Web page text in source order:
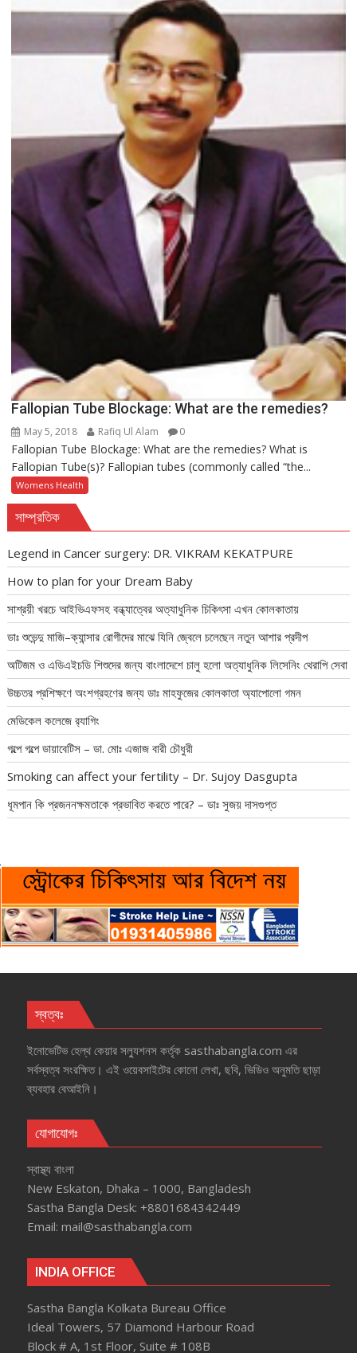
Fallopian Tube Blockage: What are the remedies?
May 5, 2018 Rafiq Ul Alam 0
Fallopian Tube Blockage: What are the remedies? What is
Fallopian Tube(s)? Fallopian tubes (commonly called “the...
Womens Health
সাম্প্রতিক
Legend in Cancer surgery: DR. VIKRAM KEKATPURE
How to plan for your Dream Baby
সাশ্রয়ী খরচে আইভিএফসহ বন্ধ্যাত্বের অত্যাধুনিক চিকিৎসা এখন কোলকাতায়
ডাঃ শুভেন্দু মাজি–ক্যান্সার রোগীদের মাঝে যিনি জ্বেলে চলেছেন নতুন আশার প্রদীপ
অটিজম ও এডিএইচডি শিশুদের জন্য বাংলাদেশে চালু হলো অত্যাধুনিক লিসেনিং থেরাপি সেবা
উচ্চতর প্রশিক্ষণে অংশগ্রহণের জন্য ডাঃ মাহফুজের কোলকাতা অ্যাপোলো গমন
মেডিকেল কলেজে র‍্যাগিং
গল্পে গল্পে ডায়াবেটিস – ডা. মোঃ এজাজ বারী চৌধুরী
Smoking can affect your fertility – Dr. Sujoy Dasgupta
ধূমপান কি প্রজননক্ষমতাকে প্রভাবিত করতে পারে? – ডাঃ সুজয় দাসগুপ্ত
স্বত্বঃ
ইনোভেটিভ হেল্‌থ কেয়ার সল্যুশনস কর্তৃক sasthabangla.com এর
সর্বস্বত্ব সংরক্ষিত। এই ওয়েবসাইটের কোনো লেখা, ছবি, ভিডিও অনুমতি ছাড়া
ব্যবহার বেআইনি।
যোগাযোগঃ
স্বাস্থ্য বাংলা
New Eskaton, Dhaka – 1000, Bangladesh
Sastha Bangla Desk: +8801684342449
Email: mail@sasthabangla.com
INDIA OFFICE
Sastha Bangla Kolkata Bureau Office
Ideal Towers, 57 Diamond Harbour Road
Block # A, 1st Floor, Suite # 108B